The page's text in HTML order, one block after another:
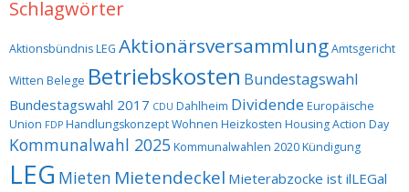
Schlagwörter
Aktionsbündnis LEG AktionärsversammlungAmtsgericht
Witten Belege Betriebskosten Bundestagswahl
Bundestagswahl 2017 CDU Dahlheim DividendeEuropäische
Union FDP Handlungskonzept Wohnen Heizkosten Housing Action Day
Kommunalwahl 2025 Kommunalwahlen 2020Kündigung
LEG Mieten Mietendeckel Mieterabzocke ist ilLEGal